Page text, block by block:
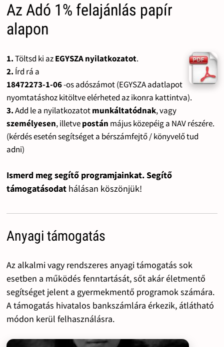
Az Adó 1% felajánlás papír
alapon
1.Töltsd ki azEGYSZA nyilatkozatot.
2. Írd rá a
18472273-1-06-os adószámot (EGYSZA adatlapot
nyomtatáshoz kitöltve elérheted az ikonra kattintva).
3.Add le a nyilatkozatotmunkáltatódnak, vagy
személyesen, illetvepostán május közepéig a NAV részére.
(kérdés esetén segítséget a bérszámfejtő / könyvelő tud
adni)
Ismerd meg segítő programjainkat. Segítő
támogatásodat hálásan köszönjük!
Anyagi támogatás
Az alkalmi vagy rendszeres anyagi támogatás sok
esetben a működés fenntartását, sőt akár életmentő
segítséget jelent a gyermekmentő programok számára.
A támogatás hivatalos bankszámlára érkezik, átlátható
módon kerül felhasználásra.